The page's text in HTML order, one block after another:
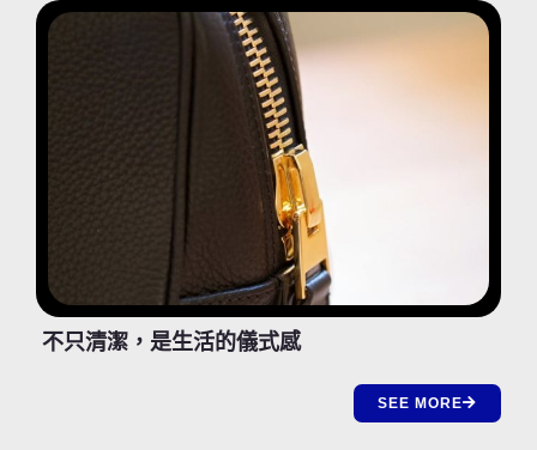
不只清潔，是生活的儀式感
SEE MORE
頁
面
頁
面